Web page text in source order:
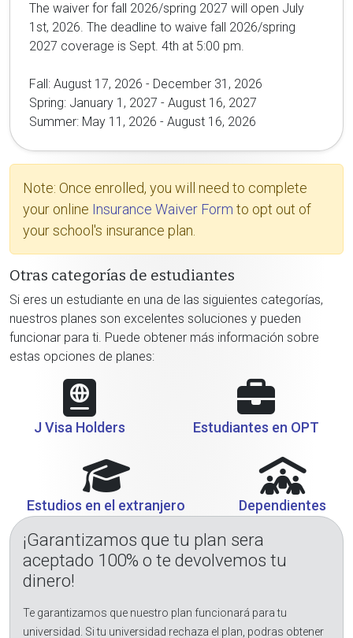
The waiver for fall 2026/spring 2027 will open July
1st, 2026. The deadline to waive fall 2026/spring
2027 coverage is Sept. 4th at 5:00 pm.
Fall: August 17, 2026 - December 31, 2026
Spring: January 1, 2027 - August 16, 2027
Summer: May 11, 2026 - August 16, 2026
Note: Once enrolled, you will need to complete
your online Insurance Waiver Form to opt out of
your school's insurance plan.
Otras categorías de estudiantes
Si eres un estudiante en una de las siguientes categorías,
nuestros planes son excelentes soluciones y pueden
funcionar para ti. Puede obtener más información sobre
estas opciones de planes:
J Visa Holders Estudiantes en OPT
Estudios en el extranjero Dependientes
¡Garantizamos que tu plan sera
aceptado 100% o te devolvemos tu
dinero!
Te garantizamos que nuestro plan funcionará para tu
universidad. Si tu universidad rechaza el plan, podras obtener